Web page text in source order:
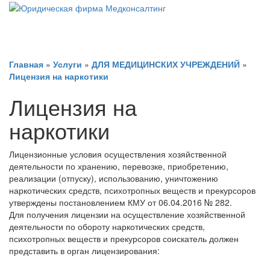
Главная » Услуги » ДЛЯ МЕДИЦИНСКИХ УЧРЕЖДЕНИЙ »
Лицензия на наркотики
Лицензия на
наркотики
Лицензионные условия осуществления хозяйственной
деятельности по хранению, перевозке, приобретению,
реализации (отпуску), использованию, уничтожению
наркотических средств, психотропных веществ и прекурсоров
утверждены постановлением КМУ от 06.04.2016 № 282.
Для получения лицензии на осуществление хозяйственной
деятельности по обороту наркотических средств,
психотропных веществ и прекурсоров соискатель должен
представить в орган лицензирования: